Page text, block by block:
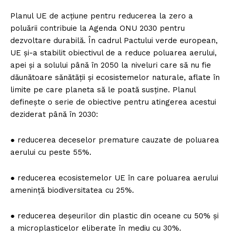
Planul UE de acțiune pentru reducerea la zero a
poluării contribuie la Agenda ONU 2030 pentru
dezvoltare durabilă. În cadrul Pactului verde european,
UE și-a stabilit obiectivul de a reduce poluarea aerului,
apei și a solului până în 2050 la niveluri care să nu fie
dăunătoare sănătății și ecosistemelor naturale, aflate în
limite pe care planeta să le poată susține. Planul
definește o serie de obiective pentru atingerea acestui
deziderat până în 2030:
● reducerea deceselor premature cauzate de poluarea
aerului cu peste 55%.
● reducerea ecosistemelor UE în care poluarea aerului
amenință biodiversitatea cu 25%.
● reducerea deșeurilor din plastic din oceane cu 50% și
a microplasticelor eliberate în mediu cu 30%.